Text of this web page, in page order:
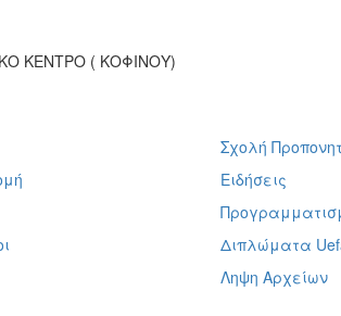
ΚΕΝΤΡΟ ( ΚΟΦΙΝΟΥ)
Σχολή
Ειδήσεις
Διπλώματα
Ληψη Αρχείων